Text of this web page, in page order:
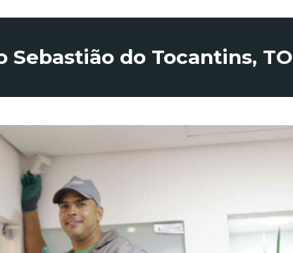
Sebastião do Tocantins, TO